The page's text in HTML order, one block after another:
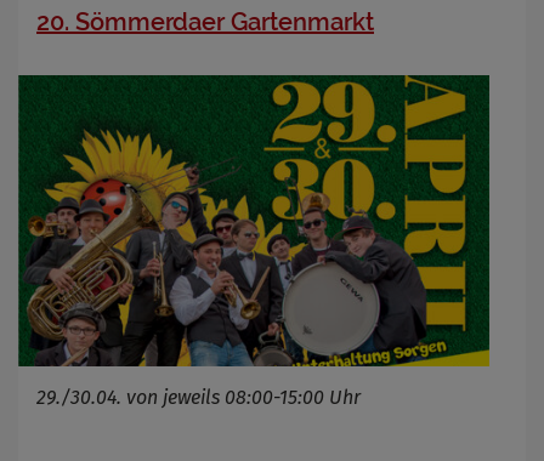
20. Sömmerdaer Gartenmarkt
29./30.04. von jeweils 08:00-15:00 Uhr